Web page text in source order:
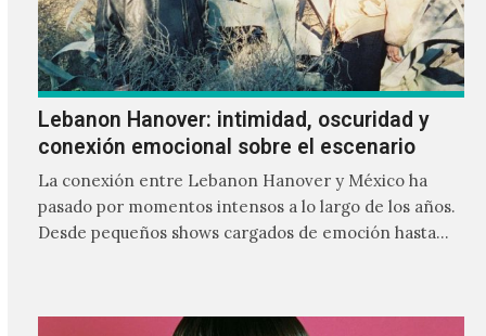
Lebanon Hanover: intimidad, oscuridad y
conexión emocional sobre el escenario
La conexión entre Lebanon Hanover y México ha
pasado por momentos intensos a lo largo de los años.
Desde pequeños shows cargados de emoción hasta